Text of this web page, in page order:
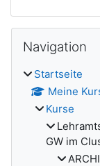
Blöcke
Navigation
Startseite
Meine
Kurse
GW im